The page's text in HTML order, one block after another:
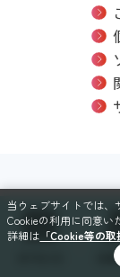
SNS
ス
当ウェブサイトでは、
Cookieの利用に同意い
詳細は 「Cookie等の取